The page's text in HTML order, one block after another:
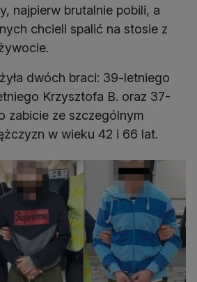
najpierw brutalnie pobili, a
chcieli spalić na stosie z
dwóch braci: 39-letniego
Krzysztofa B. oraz 37-
zabicie ze szczególnym
w wieku 42 i 66 lat.